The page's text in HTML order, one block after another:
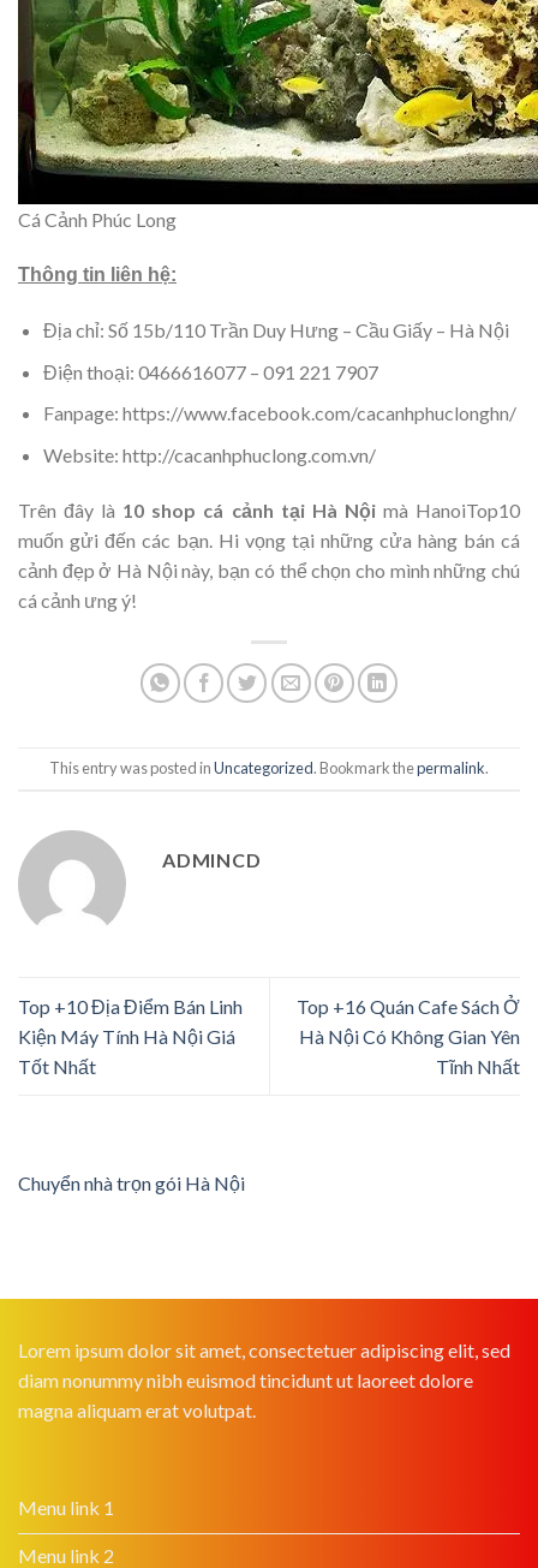
Cá Cảnh Phúc Long
Thông tin liên hệ:
Địa chỉ: Số 15b/110 Trần Duy Hưng – Cầu Giấy – Hà Nội
Điện thoại: 0466616077 – 091 221 7907
Fanpage: https://www.facebook.com/cacanhphuclonghn/
Website: http://cacanhphuclong.com.vn/
Trên đây là 10 shop cá cảnh tại Hà Nộimà HanoiTop10
muốn gửi đến các bạn. Hi vọng tại những cửa hàng bán cá
cảnh đẹp ở Hà Nội này, bạn có thể chọn cho mình những chú
cá cảnh ưng ý!
This entry was posted inUncategorized. Bookmark thepermalink.
ADMINCD
Top +10 Địa Điểm Bán Linh
Kiện Máy Tính Hà Nội Giá
Tốt Nhất
Top +16 Quán Cafe Sách Ở
Hà Nội Có Không Gian Yên
Tĩnh Nhất
Chuyển nhà trọn gói Hà Nội
Lorem ipsum dolor sit amet, consectetuer adipiscing elit, sed
diam nonummy nibh euismod tincidunt ut laoreet dolore
magna aliquam erat volutpat.
Menu link 1
Menu link 2